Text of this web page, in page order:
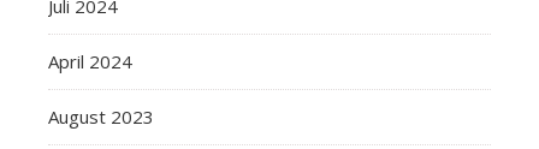
Juli 2024
April 2024
August 2023